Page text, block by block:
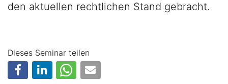
den aktuellen rechtlichen Stand gebracht.
Dieses Seminar teilen